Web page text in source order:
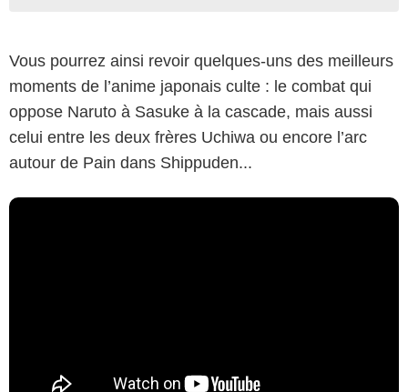
Vous pourrez ainsi revoir quelques-uns des meilleurs
moments de l’anime japonais culte : le combat qui
oppose Naruto à Sasuke à la cascade, mais aussi
celui entre les deux frères Uchiwa ou encore l’arc
autour de Pain dans Shippuden...